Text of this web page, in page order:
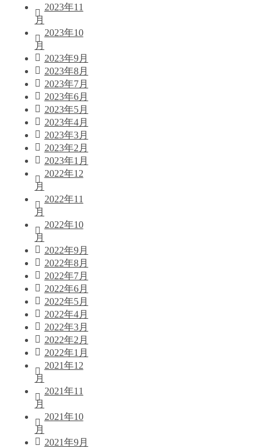
2023年11
月
2023年10
月
2023年9月
2023年8月
2023年7月
2023年6月
2023年5月
2023年4月
2023年3月
2023年2月
2023年1月
2022年12
月
2022年11
月
2022年10
月
2022年9月
2022年8月
2022年7月
2022年6月
2022年5月
2022年4月
2022年3月
2022年2月
2022年1月
2021年12
月
2021年11
月
2021年10
月
2021年9月